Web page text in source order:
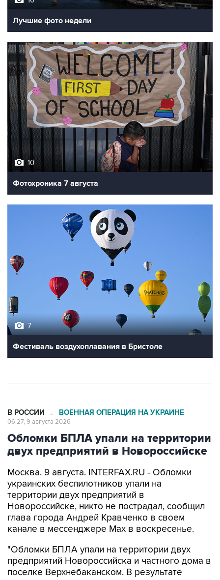
Лучшие фото недели
10
Фотохроника 7 августа
7
Фестиваль воздухоплавания в Бристоле
В РОССИИ → ВОЕННАЯ ОПЕРАЦИЯ НА УКРАИНЕ
06:27, 9 августа 2026
Обломки БПЛА упали на территории
двух предприятий в Новороссийске
Москва. 9 августа. INTERFAX.RU - Обломки
украинских беспилотников упали на
территории двух предприятий в
Новороссийске, никто не пострадал, сообщил
глава города Андрей Кравченко в своем
канале в мессенджере Max в воскресенье.
"Обломки БПЛА упали на территории двух
предприятий Новороссийска и частного дома в
поселке Верхнебаканском. В результате